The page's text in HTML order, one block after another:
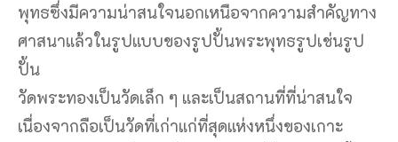
พุทธซึ่งมีความน่าสนใจนอกเหนือจากความสำคัญทาง
ศาสนาแล้วในรูปแบบของรูปปั้นพระพุทธรูปเช่นรูป
ปั้น
วัดพระทองเป็นวัดเล็ก ๆ และเป็นสถานที่ที่น่าสนใจ
เนื่องจากถือเป็นวัดที่เก่าแก่ที่สุดแห่งหนึ่งของเกาะ